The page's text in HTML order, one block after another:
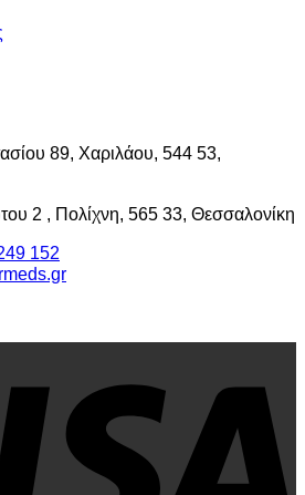
89, Χαριλάου, 544 53,
2 , Πολίχνη, 565 33, Θεσσαλονίκη
152